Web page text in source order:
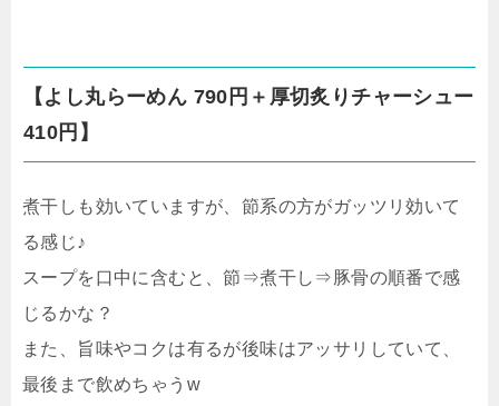
【よし丸らーめん 790円＋厚切炙りチャーシュー
410円】
煮干しも効いていますが、節系の方がガッツリ効いて
る感じ♪
スープを口中に含むと、節⇒煮干し⇒豚骨の順番で感
じるかな？
また、旨味やコクは有るが後味はアッサリしていて、
最後まで飲めちゃうw